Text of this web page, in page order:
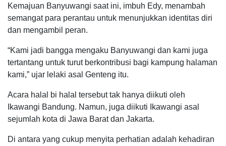
Kemajuan Banyuwangi saat ini, imbuh Edy, menambah
semangat para perantau untuk menunjukkan identitas diri
dan mengambil peran.
“Kami jadi bangga mengaku Banyuwangi dan kami juga
tertantang untuk turut berkontribusi bagi kampung halaman
kami,” ujar lelaki asal Genteng itu.
Acara halal bi halal tersebut tak hanya diikuti oleh
Ikawangi Bandung. Namun, juga diikuti Ikawangi asal
sejumlah kota di Jawa Barat dan Jakarta.
Di antara yang cukup menyita perhatian adalah kehadiran